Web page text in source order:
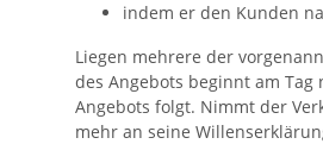
indem er den Kunden
Liegen mehrere der
des Angebots beginnt am
Angebots folgt. Nimmt der
mehr an seine